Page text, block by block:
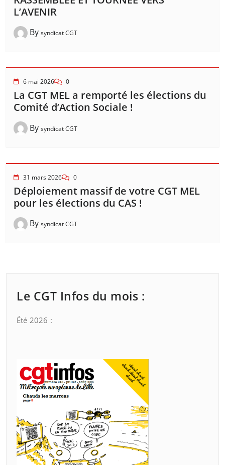
L’AVENIR
By syndicat CGT
6 mai 2026 0
La CGT MEL a remporté les élections du
Comité d’Action Sociale !
By syndicat CGT
31 mars 2026 0
Déploiement massif de votre CGT MEL
pour les élections du CAS !
By syndicat CGT
Le CGT Infos du mois :
Été 2026 :